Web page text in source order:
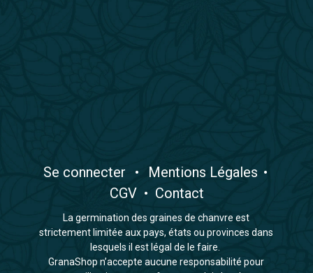
​Se connecter • ​Mentions Légales •
CGV• Contact
La germination des graines de chanvre est
strictement limitée aux pays, états ou provinces dans
lesquels il est légal de le faire.
GranaShop n’accepte aucune responsabilité pour